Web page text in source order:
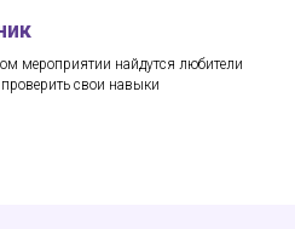
мероприятии найдутся любители
свои навыки